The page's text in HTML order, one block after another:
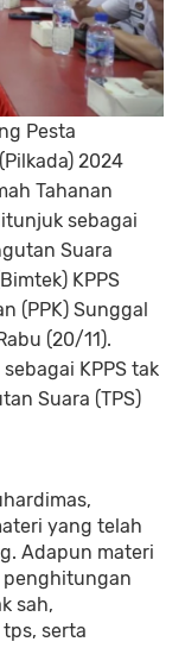
Pesta
2024
Tahanan
sebagai
Suara
KPPS
(PPK) Sunggal
(20/11).
KPPS tak
Suara (TPS)
yang telah
Adapun materi
penghitungan
sah,
serta